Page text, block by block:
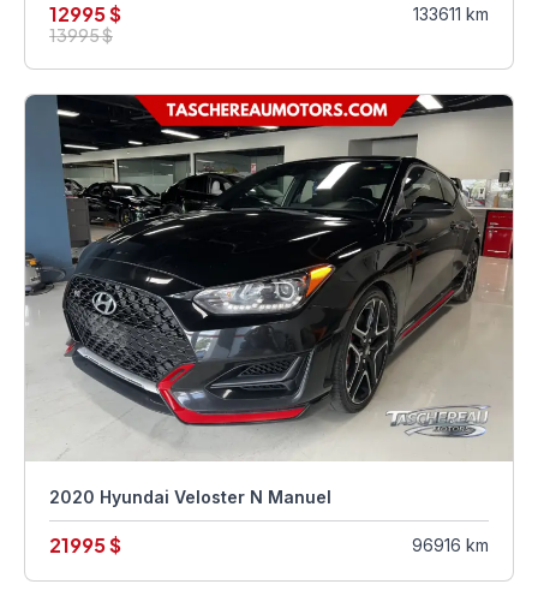
12995 $
13995 $
133611 km
2020 Hyundai Veloster N Manuel
21995 $ 96916 km